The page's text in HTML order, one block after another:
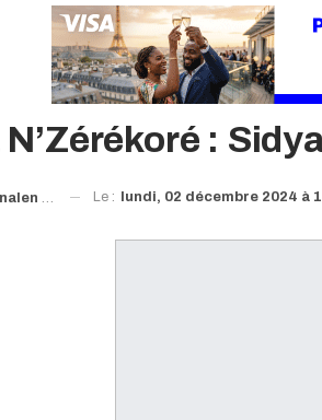
Interviews
:
Traoré Le : lundi, 02 décembre 2024 à